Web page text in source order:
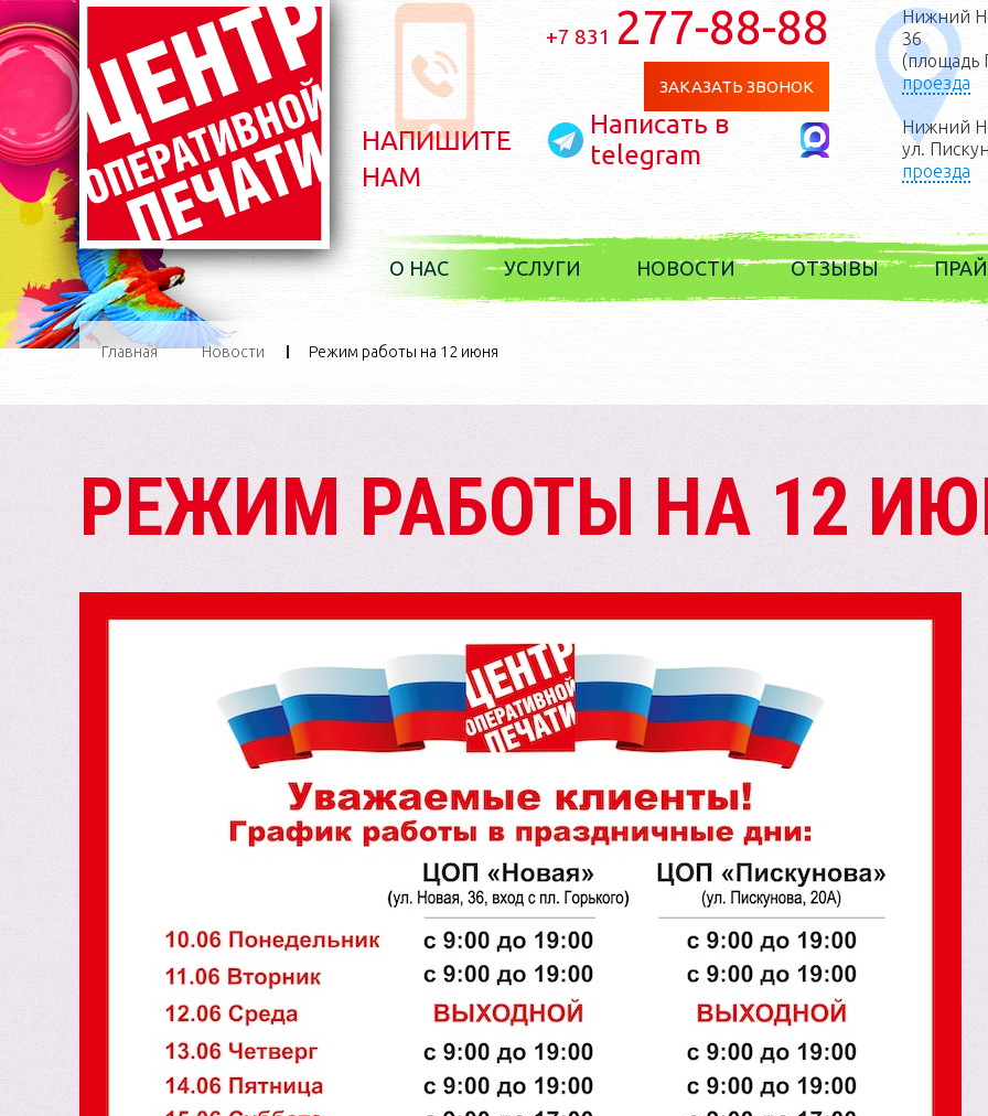
+7 831 277-88-88
ЗАКАЗАТЬ ЗВОНОК
НАПИШИТЕ
НАМ
Написать в
telegram
Нижний
36
(площадь
проезда
Нижний
ул.
проезда
О НАС УСЛУГИ
сувенирки
НОВОСТИ ОТЗЫВЫ
Главная Новости Режим работы на 12 июня
РЕЖИМ РАБОТЫ НА 12